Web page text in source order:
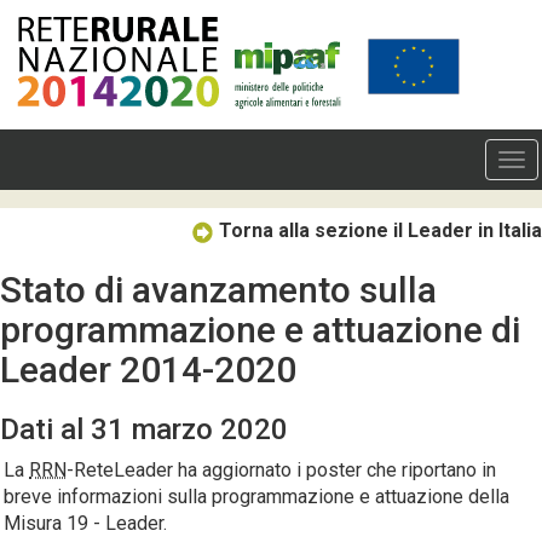
Torna alla sezione il Leader in Italia
Stato di avanzamento sulla
programmazione e attuazione di
Leader 2014-2020
Dati al 31 marzo 2020
La RRN-ReteLeader ha aggiornato i poster che riportano in
breve informazioni sulla programmazione e attuazione della
Misura 19 - Leader.